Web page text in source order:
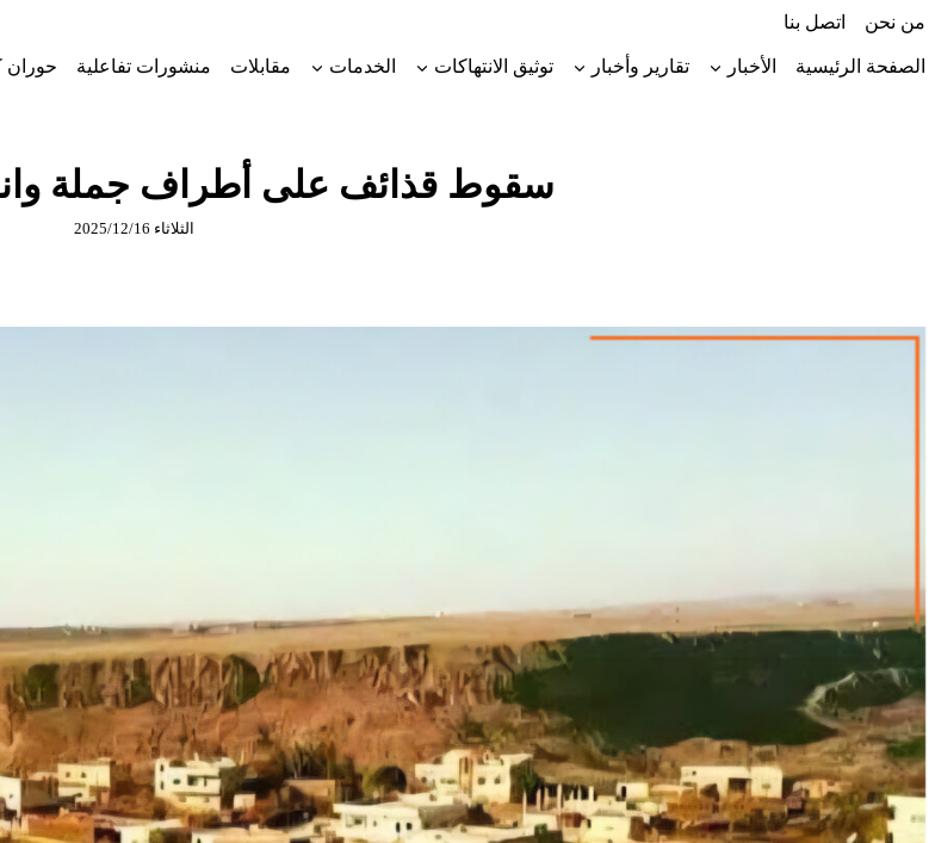
إلىمن نحن اتصل بنا
الصفحة الرئيسية الأخبار تقارير وأخبار توثيق الانتهاكات الخدمات مقابلات منشورات تفاعلية حوران
سقوط قذائف على أطراف جملة
الثلاثاء 2025/12/16